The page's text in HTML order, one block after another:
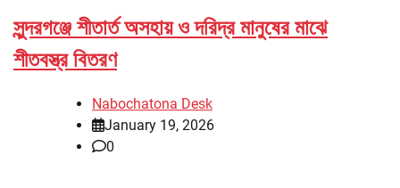
সুন্দরগঞ্জে শীতার্ত অসহায় ও দরিদ্র মানুষের মাঝে
শীতবস্ত্র বিতরণ
Nabochatona Desk
January 19, 2026
0